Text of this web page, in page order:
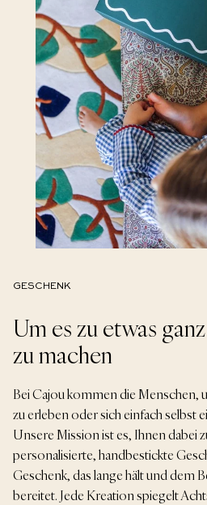
GESCHENK
Um es zu etwas
zu machen
Bei Cajou kommen die Menschen,
zu erleben oder sich einfach selbst
Unsere Mission ist es, Ihnen dabei
personalisierte, handbestickte
Geschenk, das lange hält und dem
bereitet. Jede Kreation spiegelt